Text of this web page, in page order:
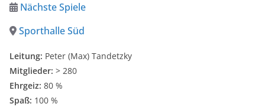
Nächste Spiele
Sporthalle Süd
Leitung: Peter (Max) Tandetzky
Mitglieder: > 280
Ehrgeiz: 80 %
Spaß: 100 %